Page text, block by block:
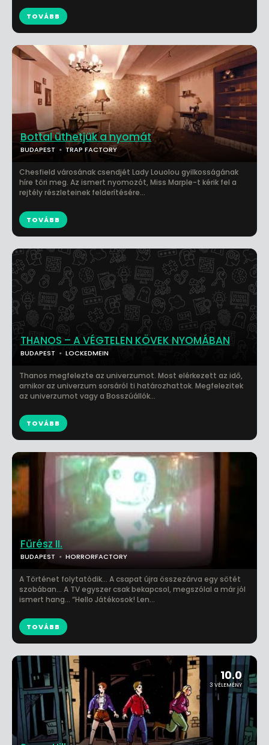
TOVÁBB
THANOS – A VÉGTELEN KÖVEK NYOMÁBAN
BUDAPEST LOCKEDMEIN
Thanos megfelezte az univerzumot. Most elérkezett az idő,
amikor az univerzum sorsáról ti határozhattok. Megfelezitek
az univerzumot vagy a Bosszúállók...
TOVÁBB
10.0
3 VÉLEMÉNY
Bottal üthetjük a nyomát
BUDAPEST TRAP FACTORY
Chesfield városának csendjét Lady Louolou gyilkosságának
híre töri meg. Az ismert nyomozót, Miss Marple-t kérik fel a
rejtély részleteinek felderítésére...
TOVÁBB
Fűrész II.
BUDAPEST HORRORFACTORY
A Történet folytatódik… A csapat újra összezárva egy sötét
szobában… A TV egyszer csak bekapcsol, megszólal a már jól
ismert hang… “Hello Játékosok! Len...
TOVÁBB